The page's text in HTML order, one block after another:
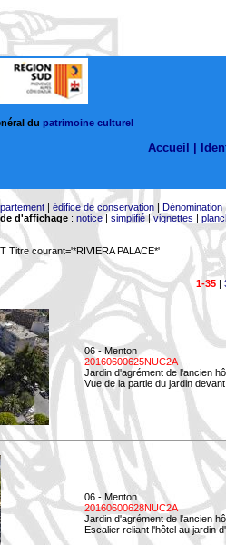
du patrimoine culturel
Accueil |
| édifice de conservation| Dénomination
d'affichage: notice| simplifié|vignettes |
Titre courant='*RIVIERA PALACE*'
1-35|
06 - Menton
20160600625NUC2A
Jardin d'agrément de l'ancien
Vue de la partie du jardin
06 - Menton
20160600628NUC2A
Jardin d'agrément de l'ancien
Escalier reliant l'hôtel au jardin